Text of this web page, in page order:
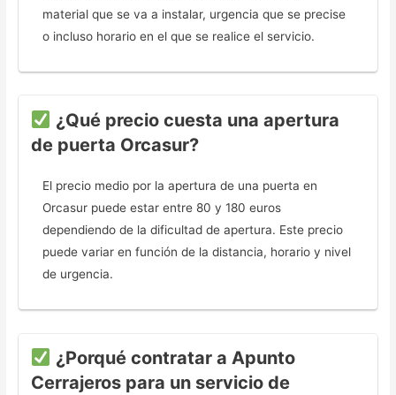
material que se va a instalar, urgencia que se precise
o incluso horario en el que se realice el servicio.
¿Qué precio cuesta una apertura
de puerta Orcasur?
El precio medio por la apertura de una puerta en
Orcasur puede estar entre 80 y 180 euros
dependiendo de la dificultad de apertura. Este precio
puede variar en función de la distancia, horario y nivel
de urgencia.
¿Porqué contratar a Apunto
Cerrajeros para un servicio de